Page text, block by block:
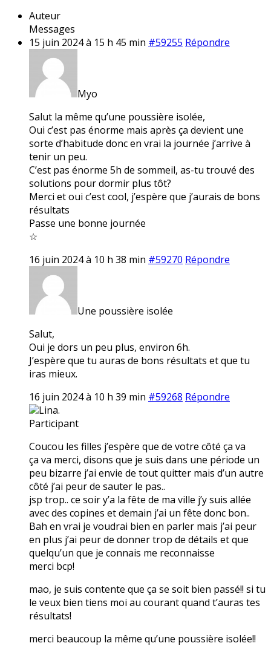
Auteur
Messages
15 juin 2024 à 15 h 45 min #59255 Répondre
Myo
Salut la même qu’une poussière isolée,
Oui c’est pas énorme mais après ça devient une
sorte d’habitude donc en vrai la journée j’arrive à
tenir un peu.
C’est pas énorme 5h de sommeil, as-tu trouvé des
solutions pour dormir plus tôt?
Merci et oui c’est cool, j’espère que j’aurais de bons
résultats
Passe une bonne journée
☆
16 juin 2024 à 10 h 38 min #59270 Répondre
Une poussière isolée
Salut,
Oui je dors un peu plus, environ 6h.
J’espère que tu auras de bons résultats et que tu
iras mieux.
16 juin 2024 à 10 h 39 min #59268 Répondre
Lina.
Participant
Coucou les filles j’espère que de votre côté ça va
ça va merci, disons que je suis dans une période un
peu bizarre j’ai envie de tout quitter mais d’un autre
côté j’ai peur de sauter le pas..
jsp trop.. ce soir y’a la fête de ma ville j’y suis allée
avec des copines et demain j’ai un fête donc bon..
Bah en vrai je voudrai bien en parler mais j’ai peur
en plus j’ai peur de donner trop de détails et que
quelqu’un que je connais me reconnaisse
merci bcp!
mao, je suis contente que ça se soit bien passé!! si tu
le veux bien tiens moi au courant quand t’auras tes
résultats!
merci beaucoup la même qu’une poussière isolée!!